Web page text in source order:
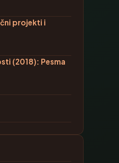
projekti i
(2018): Pesma